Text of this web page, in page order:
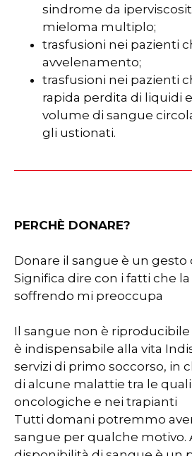
sindrome da
mieloma multiplo;
trasfusioni nei pazienti
avvelenamento;
trasfusioni nei pazienti
rapida perdita di liquidi
volume di sangue
gli ustionati.
PERCHÈ DONARE?
Donare il sangue è un gesto
Significa dire con i fatti che la
soffrendo mi preoccupa
Il sangue non è
è indispensabile alla vita
servizi di primo soccorso, in
di alcune malattie tra le
oncologiche e nei trapianti
Tutti domani potremmo
sangue per qualche motivo.